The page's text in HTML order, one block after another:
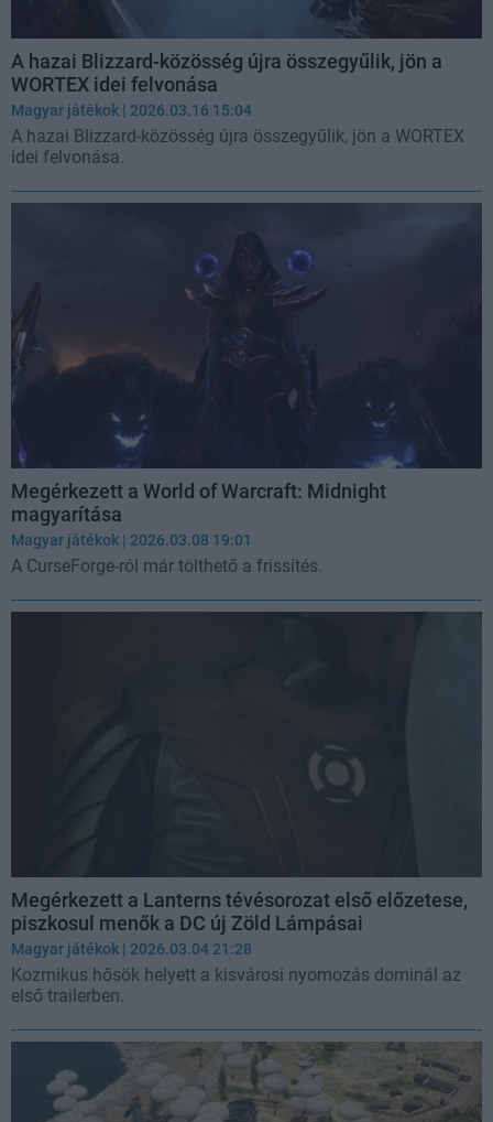
A hazai Blizzard-közösség újra összegyűlik, jön a
WORTEX idei felvonása
Magyar játékok | 2026.03.16 15:04
A hazai Blizzard-közösség újra összegyűlik, jön a WORTEX
idei felvonása.
Megérkezett a World of Warcraft: Midnight
magyarítása
Magyar játékok | 2026.03.08 19:01
A CurseForge-ról már tölthető a frissítés.
Megérkezett a Lanterns tévésorozat első előzetese,
piszkosul menők a DC új Zöld Lámpásai
Magyar játékok | 2026.03.04 21:28
Kozmikus hősök helyett a kisvárosi nyomozás dominál az
első trailerben.